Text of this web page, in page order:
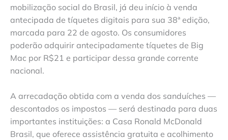
mobilização social do Brasil, já deu início à venda
antecipada de tíquetes digitais para sua 38ª edição,
marcada para 22 de agosto. Os consumidores
poderão adquirir antecipadamente tíquetes de Big
Mac por R$21 e participar dessa grande corrente
nacional.
A arrecadação obtida com a venda dos sanduíches —
descontados os impostos — será destinada para duas
importantes instituições: a Casa Ronald McDonald
Brasil, que oferece assistência gratuita e acolhimento